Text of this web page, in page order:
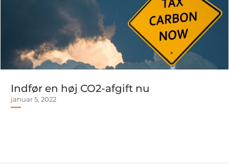
Indfør en høj CO2-afgift nu
januar 5, 2022